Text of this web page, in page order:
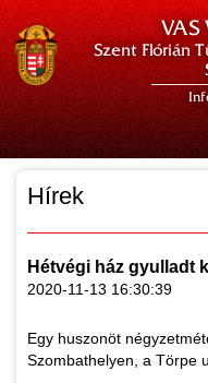
VAS
Szent Flórián
Hírek
Hétvégi ház gyulladt
2020-11-13 16:30:39
Egy huszonöt
Szombathelyen, a Törpe